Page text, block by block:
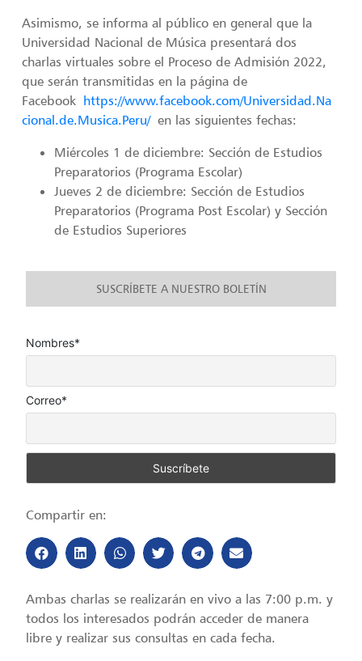
Asimismo, se informa al público en general que la
Universidad Nacional de Música presentará dos
charlas virtuales sobre el Proceso de Admisión 2022,
que serán transmitidas en la página de
Facebook https://www.facebook.com/Universidad.Na
cional.de.Musica.Peru/en las siguientes fechas:
Miércoles 1 de diciembre: Sección de Estudios
Preparatorios (Programa Escolar)
Jueves 2 de diciembre: Sección de Estudios
Preparatorios (Programa Post Escolar) y Sección
de Estudios Superiores
SUSCRÍBETE A NUESTRO BOLETÍN
Nombres*
Correo*
Compartir en:
Ambas charlas se realizarán en vivo a las 7:00 p.m. y
todos los interesados podrán acceder de manera
libre y realizar sus consultas en cada fecha.